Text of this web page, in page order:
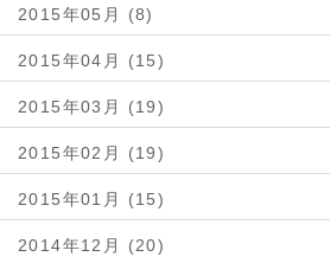
2015年05月 (8)
2015年04月 (15)
2015年03月 (19)
2015年02月 (19)
2015年01月 (15)
2014年12月 (20)